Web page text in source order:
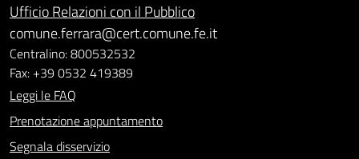
Ufficio Relazioni con il Pubblico
comune.ferrara@cert.comune.fe.it
Centralino: 800532532
Fax: +39 0532 419389
Leggi le FAQ
Prenotazione appuntamento
Segnala disservizio